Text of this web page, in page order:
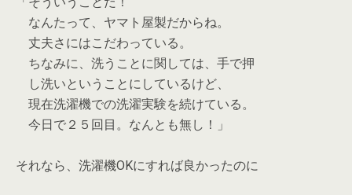
なんたって、ヤマト屋製だからね。
丈夫さにはこだわっている。
ちなみに、洗うことに関しては、手で押
し洗いということにしているけど、
現在洗濯機での洗濯実験を続けている。
今日で２５回目。なんとも無し！」
それなら、洗濯機OKにすれば良かったのに